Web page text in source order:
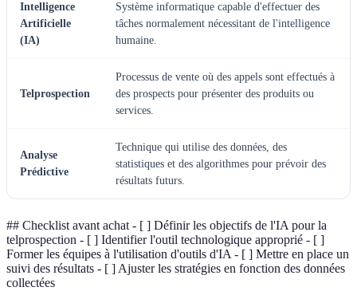
Intelligence
Artificielle
(IA)
Système informatique capable d'effectuer des
tâches normalement nécessitant de l'intelligence
humaine.
Telprospection
Processus de vente où des appels sont effectués à
des prospects pour présenter des produits ou
services.
Analyse
Prédictive
Technique qui utilise des données, des
statistiques et des algorithmes pour prévoir des
résultats futurs.
## Checklist avant achat - [ ] Définir les objectifs de l'IA pour la
telprospection - [ ] Identifier l'outil technologique approprié - [ ]
Former les équipes à l'utilisation d'outils d'IA - [ ] Mettre en place un
suivi des résultats - [ ] Ajuster les stratégies en fonction des données
collectées